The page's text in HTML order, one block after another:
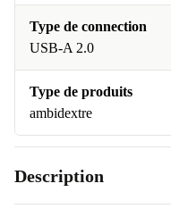
Type de connection
USB-A 2.0
Type de produits
ambidextre
Description